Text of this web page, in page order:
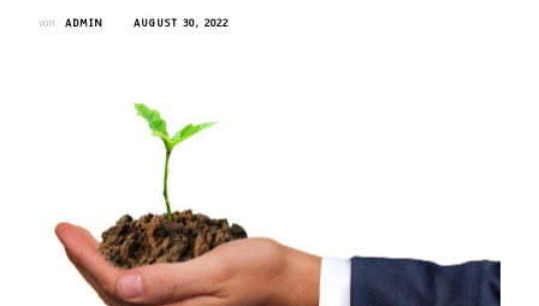
von ADMIN AUGUST 30, 2022